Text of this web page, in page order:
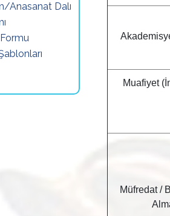
Dalı
Muafiyet
Müfredat /